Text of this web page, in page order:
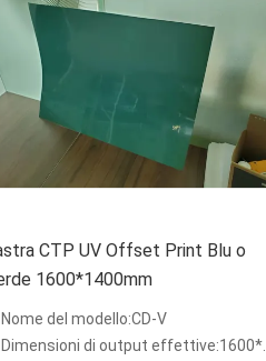
CTP UV Offset Print Blu o
1600*1400mm
Nome del modello:CD-V
Dimensioni di output effettive:1600*1400